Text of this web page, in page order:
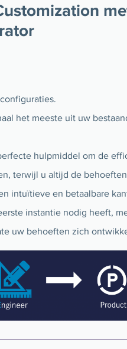
het meeste uit uw
hulpmiddel om de
terwijl u altijd de
intuïtieve en betaalbare
instantie nodig heeft,
uw behoeften zich